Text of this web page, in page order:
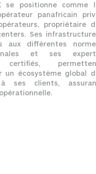
se positionne comme
panafricain
propriétaire
Ses
aux différentes
et ses
certifiés,
un écosystème global
ses clients,